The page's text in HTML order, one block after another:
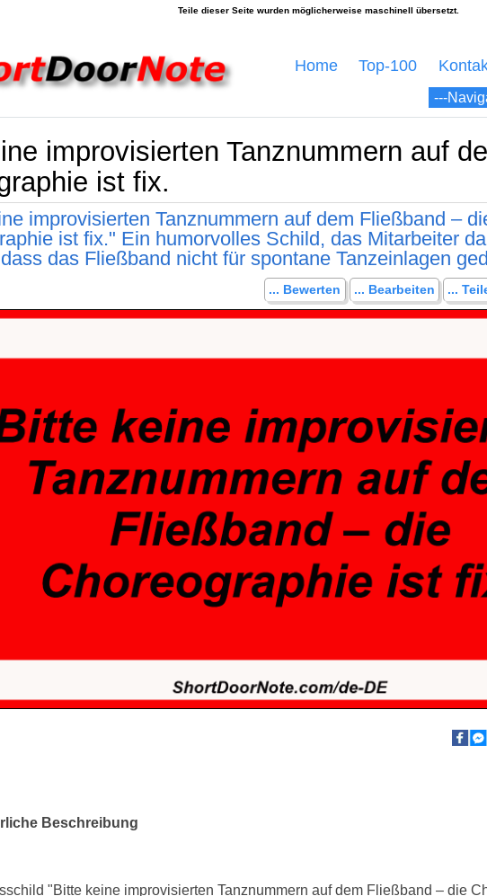
Home Top-100
improvisierten Tanznummern auf
ist fix.
improvisierten Tanznummern auf dem Fließband –
ist fix." Ein humorvolles Schild, das Mitarbeiter
das Fließband nicht für spontane Tanzeinlagen
... Bewerten ... Bearbeiten ...
Beschreibung
"Bitte keine improvisierten Tanznummern auf dem Fließband – die